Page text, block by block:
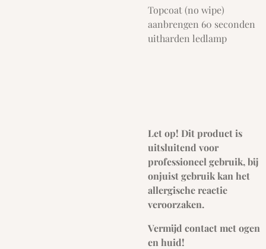
Topcoat (no wipe)
aanbrengen 60 seconden
uitharden ledlamp
Let op! Dit product is
uitsluitend voor
professioneel gebruik, bij
onjuist gebruik kan het
allergische reactie
veroorzaken.
Vermijd contact met ogen
en huid!